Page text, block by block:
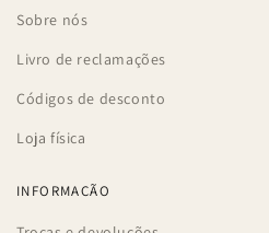
Sobre nós
Livro de reclamações
Códigos de desconto
Loja física
INFORMAÇÃO